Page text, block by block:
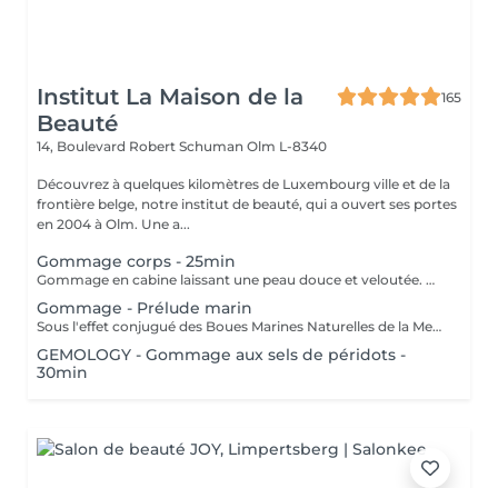
Institut La Maison de la
Beauté
165
14, Boulevard Robert Schuman Olm L-8340
Découvrez à quelques kilomètres de Luxembourg ville et de la
frontière belge, notre institut de beauté, qui a ouvert ses portes
en 2004 à Olm. Une a...
Gommage corps - 25min
Gommage en cabine laissant une peau douce et veloutée. Offrez vous une parenthèse douceur avec le gommage de votre choix.
Gommage - Prélude marin
Sous l'effet conjugué des Boues Marines Naturelles de la Mer Morte et des Sels Marins, ce gommage original et haut de gamme offre une exfoliation détoxifiante, doublée d'un véritable effet de relaxation intense. La peau est douce, vivifiée, les rugosités éliminées, le corps est détendu
GEMOLOGY - Gommage aux sels de péridots -
30min